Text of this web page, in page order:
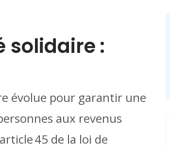
solidaire :
évolue pour garantir une
aux revenus
45 de la loi de